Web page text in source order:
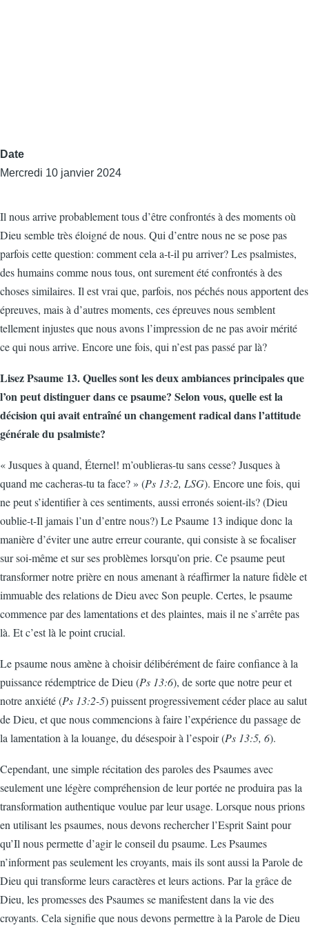
Date
Mercredi 10 janvier 2024
Il nous arrive probablement tous d’être confrontés à des moments où
Dieu semble très éloigné de nous. Qui d’entre nous ne se pose pas
parfois cette question: comment cela a-t-il pu arriver? Les psalmistes,
des humains comme nous tous, ont surement été confrontés à des
choses similaires. Il est vrai que, parfois, nos péchés nous apportent des
épreuves, mais à d’autres moments, ces épreuves nous semblent
tellement injustes que nous avons l’impression de ne pas avoir mérité
ce qui nous arrive. Encore une fois, qui n’est pas passé par là?
Lisez Psaume 13. Quelles sont les deux ambiances principales que
l’on peut distinguer dans ce psaume? Selon vous, quelle est la
décision qui avait entraîné un changement radical dans l’attitude
générale du psalmiste?
« Jusques à quand, Éternel! m’oublieras-tu sans cesse? Jusques à
quand me cacheras-tu ta face? » (Ps 13:2, LSG). Encore une fois, qui
ne peut s’identifier à ces sentiments, aussi erronés soient-ils? (Dieu
oublie-t-Il jamais l’un d’entre nous?) Le Psaume 13 indique donc la
manière d’éviter une autre erreur courante, qui consiste à se focaliser
sur soi-même et sur ses problèmes lorsqu’on prie. Ce psaume peut
transformer notre prière en nous amenant à réaffirmer la nature fidèle et
immuable des relations de Dieu avec Son peuple. Certes, le psaume
commence par des lamentations et des plaintes, mais il ne s’arrête pas
là. Et c’est là le point crucial.
Le psaume nous amène à choisir délibérément de faire confiance à la
puissance rédemptrice de Dieu (Ps 13:6), de sorte que notre peur et
notre anxiété (Ps 13:2-5) puissent progressivement céder place au salut
de Dieu, et que nous commencions à faire l’expérience du passage de
la lamentation à la louange, du désespoir à l’espoir (Ps 13:5, 6).
Cependant, une simple récitation des paroles des Psaumes avec
seulement une légère compréhension de leur portée ne produira pas la
transformation authentique voulue par leur usage. Lorsque nous prions
en utilisant les psaumes, nous devons rechercher l’Esprit Saint pour
qu’Il nous permette d’agir le conseil du psaume. Les Psaumes
n’informent pas seulement les croyants, mais ils sont aussi la Parole de
Dieu qui transforme leurs caractères et leurs actions. Par la grâce de
Dieu, les promesses des Psaumes se manifestent dans la vie des
croyants. Cela signifie que nous devons permettre à la Parole de Dieu